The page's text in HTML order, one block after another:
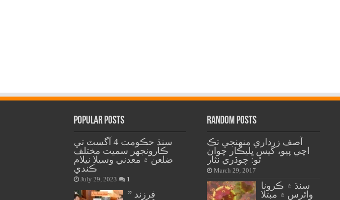
Popular Posts
سنڌ حڪومت 4 آگسٽ تي
ڪارونجهر سميت مختلف
ضلعن ۾ معدني وسيلا نيلام
ڪندي
July 29, 2023 1
” فرزند
Random Posts
آصف زرداري منهنجي تڪ
اچي پيو، کيس ڀليڪار چوان
ٿو: چوڌري نثار
March 29, 2017
سنڌ ۾ ڪرونا
وائرس ۾ مبتلا